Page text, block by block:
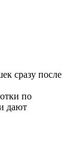
сразу после
по
дают